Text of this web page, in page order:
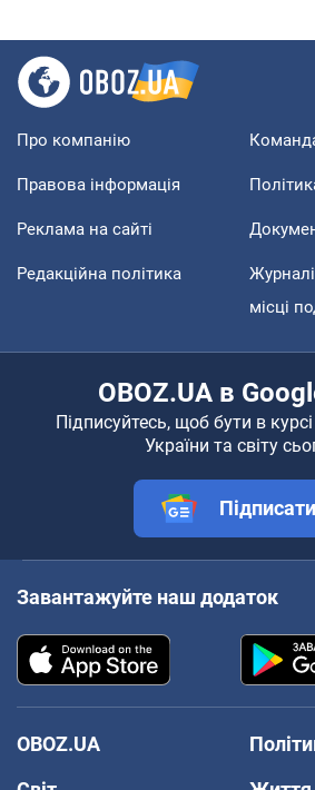
Про компанію
Правова інформація
Реклама на сайті
Редакційна політика
місці
OBOZ.UA в
Підписуйтесь, щоб бути в
України та світу
Завантажуйте наш додаток
OBOZ.UA